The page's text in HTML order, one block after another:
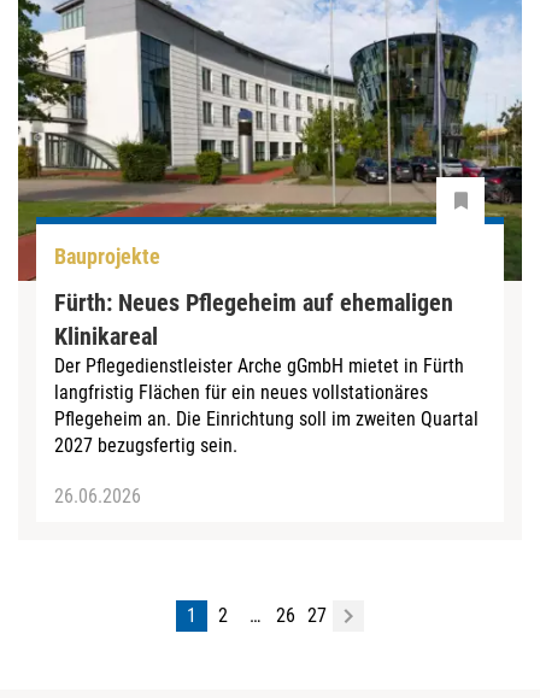
Bauprojekte
Fürth: Neues Pflegeheim auf ehemaligen
Klinikareal
Der Pflegedienstleister Arche gGmbH mietet in Fürth
langfristig Flächen für ein neues vollstationäres
Pflegeheim an. Die Einrichtung soll im zweiten Quartal
2027 bezugsfertig sein.
26.06.2026
1 2 … 26 27